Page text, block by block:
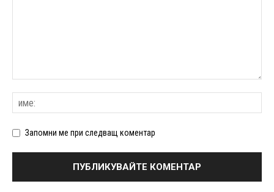
Запомни ме при следващ коментар